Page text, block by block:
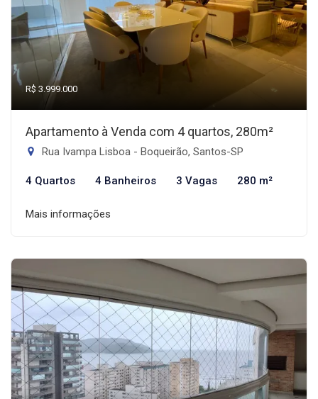
R$ 3.999.000
Apartamento à Venda com 4 quartos, 280m²
Rua Ivampa Lisboa - Boqueirão, Santos-SP
4 Quartos 4 Banheiros 3 Vagas 280 m²
Mais informações